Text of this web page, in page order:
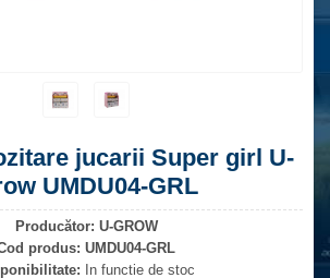
jucarii Super girl U-
UMDU04-GRL
Producător: U-GROW
produs: UMDU04-GRL
In functie de stoc